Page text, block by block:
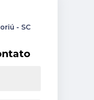
- SC